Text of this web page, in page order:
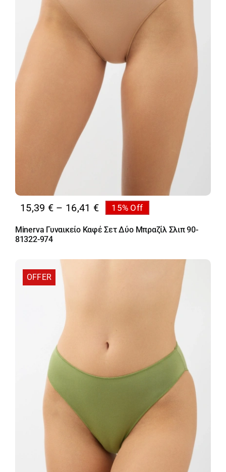
15,39 € – 16,41 €Price
15,39 €
15% Off
Minerva Γυναικείο Καφέ Σετ Δύο Μπραζίλ Σλιπ 90-
81322-974
OFFER